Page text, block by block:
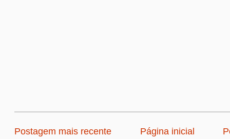
Postagem mais recente Página inicial